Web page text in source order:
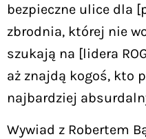
bezpieczne ulice dla
zbrodnia, której nie
szukają na [lidera
aż znajdą kogoś, kto
najbardziej
Wywiad z Robertem